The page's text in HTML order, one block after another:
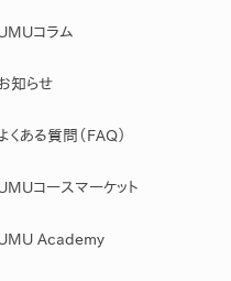
コラム
知らせ
くある質問（FAQ）
コースマーケット
Academy